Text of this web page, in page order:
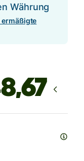
Währung